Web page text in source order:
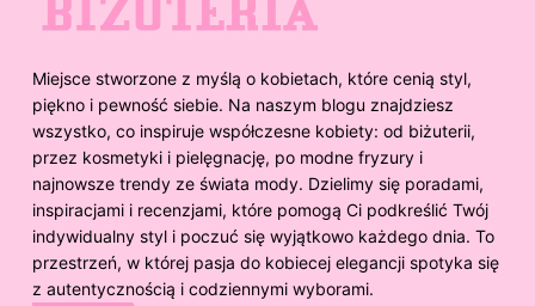
Miejsce stworzone z myślą o kobietach, które cenią styl,
piękno i pewność siebie. Na naszym blogu znajdziesz
wszystko, co inspiruje współczesne kobiety: od biżuterii,
przez kosmetyki i pielęgnację, po modne fryzury i
najnowsze trendy ze świata mody. Dzielimy się poradami,
inspiracjami i recenzjami, które pomogą Ci podkreślić Twój
indywidualny styl i poczuć się wyjątkowo każdego dnia. To
przestrzeń, w której pasja do kobiecej elegancji spotyka się
z autentycznością i codziennymi wyborami.